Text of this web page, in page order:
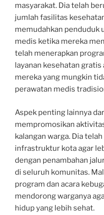
masyarakat. Dia telah
jumlah fasilitas
memudahkan penduduk
medis ketika mereka
telah menerapkan
layanan kesehatan
mereka yang mungkin
perawatan medis
Aspek penting lainnya
mempromosikan
kalangan warga. Dia
infrastruktur kota agar
dengan penambahan
di seluruh komunitas.
program dan acara
mendorong warganya
hidup yang lebih sehat.